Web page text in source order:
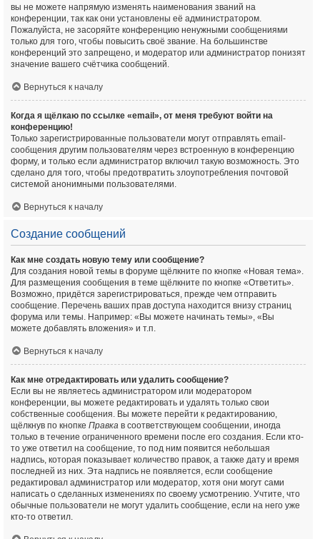
вы не можете напрямую изменять наименования званий на
конференции, так как они установлены её администратором.
Пожалуйста, не засоряйте конференцию ненужными сообщениями
только для того, чтобы повысить своё звание. На большинстве
конференций это запрещено, и модератор или администратор понизят
значение вашего счётчика сообщений.
Вернуться к началу
Когда я щёлкаю по ссылке «email», от меня требуют войти на
конференцию!
Только зарегистрированные пользователи могут отправлять email-
сообщения другим пользователям через встроенную в конференцию
форму, и только если администратор включил такую возможность. Это
сделано для того, чтобы предотвратить злоупотребления почтовой
системой анонимными пользователями.
Вернуться к началу
Создание сообщений
Как мне создать новую тему или сообщение?
Для создания новой темы в форуме щёлкните по кнопке «Новая тема».
Для размещения сообщения в теме щёлкните по кнопке «Ответить».
Возможно, придётся зарегистрироваться, прежде чем отправить
сообщение. Перечень ваших прав доступа находится внизу страниц
форума или темы. Например: «Вы можете начинать темы», «Вы
можете добавлять вложения» и т.п.
Вернуться к началу
Как мне отредактировать или удалить сообщение?
Если вы не являетесь администратором или модератором
конференции, вы можете редактировать и удалять только свои
собственные сообщения. Вы можете перейти к редактированию,
щёлкнув по кнопке Правка в соответствующем сообщении, иногда
только в течение ограниченного времени после его создания. Если кто-
то уже ответил на сообщение, то под ним появится небольшая
надпись, которая показывает количество правок, а также дату и время
последней из них. Эта надпись не появляется, если сообщение
редактировал администратор или модератор, хотя они могут сами
написать о сделанных изменениях по своему усмотрению. Учтите, что
обычные пользователи не могут удалить сообщение, если на него уже
кто-то ответил.